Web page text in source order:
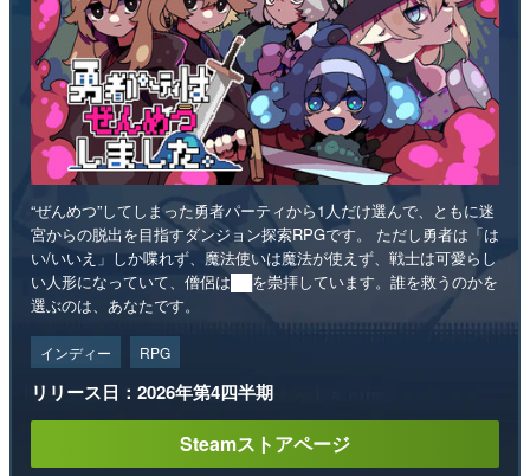
“ぜんめつ”してしまった勇者パーティから1人だけ選んで、ともに迷
宮からの脱出を目指すダンジョン探索RPGです。 ただし勇者は「は
い/いいえ」しか喋れず、魔法使いは魔法が使えず、戦士は可愛らし
い人形になっていて、僧侶は██を崇拝しています。誰を救うのかを
選ぶのは、あなたです。
インディー RPG
リリース日：2026年第4四半期
Steamストアページ